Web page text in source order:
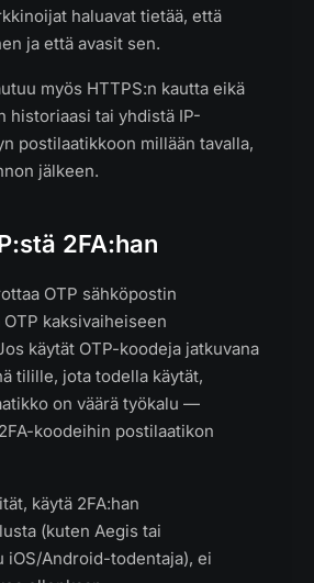
haluavat tietää, että
ja että avasit sen.
myös HTTPS:n kautta eikä
historiaasi tai yhdistä IP-
postilaatikkoon millään tavalla,
jälkeen.
2FA:han
OTP sähköpostin
kaksivaiheiseen
käytät OTP-koodeja jatkuvana
tilille, jota todella käytät,
on väärä työkalu —
koodeihin postilaatikon
käytä 2FA:han
(kuten Aegis tai
iOS/Android-todentaja), ei